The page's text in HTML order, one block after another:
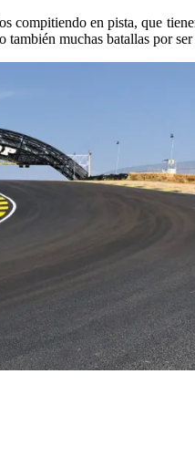
en pista, que
muchas batallas por